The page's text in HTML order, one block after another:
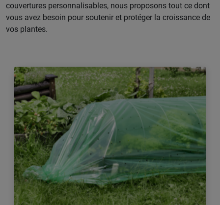
couvertures personnalisables, nous proposons tout ce dont
vous avez besoin pour soutenir et protéger la croissance de
vos plantes.